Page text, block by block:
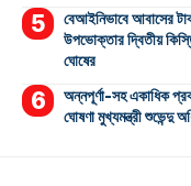
বেআইনিভাবে আবাসের
উপভোক্তার দ্বিতীয়
ঘোষের
অন্নপূর্ণা-সহ একাধিক
ঘোষণা মুখ্যমন্ত্রী শুভেন্দু